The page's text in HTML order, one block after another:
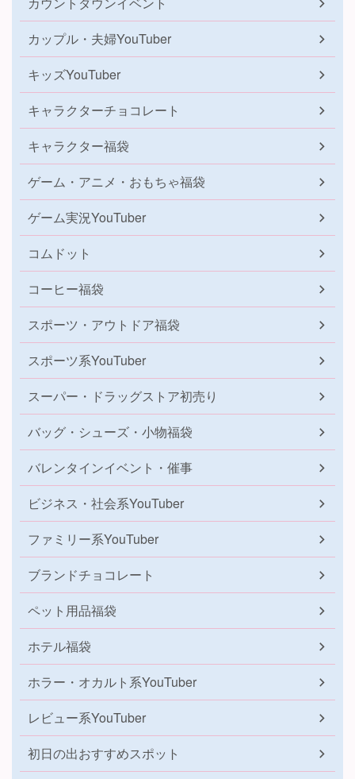
カップル・夫婦YouTuber
キッズYouTuber
キャラクターチョコレート
キャラクター福袋
ゲーム・アニメ・おもちゃ福袋
ゲーム実況YouTuber
コムドット
コーヒー福袋
スポーツ・アウトドア福袋
スポーツ系YouTuber
スーパー・ドラッグストア初売り
バッグ・シューズ・小物福袋
バレンタインイベント・催事
ビジネス・社会系YouTuber
ファミリー系YouTuber
ブランドチョコレート
ペット用品福袋
ホテル福袋
ホラー・オカルト系YouTuber
レビュー系YouTuber
初日の出おすすめスポット